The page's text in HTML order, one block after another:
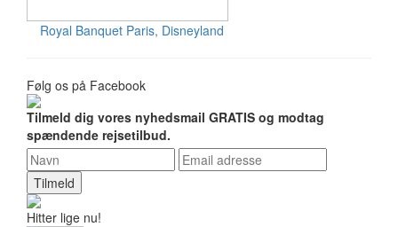
Royal Banquet Paris, Disneyland
Følg os på Facebook
Tilmeld dig vores nyhedsmail GRATIS og modtag
spændende rejsetilbud.
Tilmeld
Hitter lige nu!